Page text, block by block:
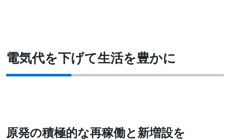
電気代を下げて生活を豊かに
原発の積極的な再稼働と新増設を